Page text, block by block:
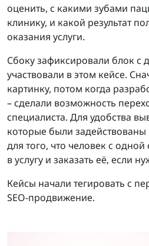
оценить, с какими зубами
клинику, и какой результат
оказания услуги.
Сбоку зафиксировали блок с
участвовали в этом кейсе.
картинку, потом когда
– сделали возможность
специалиста. Для удобства
которые были задействованы
для того, что человек с
в услугу и заказать её, если
Кейсы начали тегировать с
SEO-продвижение.